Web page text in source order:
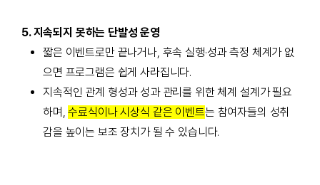
5. 지속되지 못하는 단발성 운영
짧은 이벤트로만 끝나거나, 후속 실행·성과 측정 체계가 없
으면 프로그램은 쉽게 사라집니다.
지속적인 관계 형성과 성과 관리를 위한 체계 설계가 필요
하며,수료식이나 시상식 같은 이벤트는 참여자들의 성취
감을 높이는 보조 장치가 될 수 있습니다.